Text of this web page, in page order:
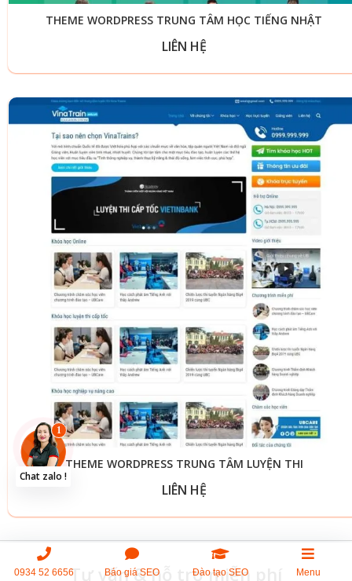
THEME WORDPRESS TRUNG TÂM HỌC TIẾNG NHẬT
LIÊN HỆ
THEME WORDPRESS TRUNG TÂM LUYỆN THI
LIÊN HỆ
Tư vấn & hỗ trợ miễn phí
0934 52 6656 Báo giá SEO Đào tạo SEO Menu